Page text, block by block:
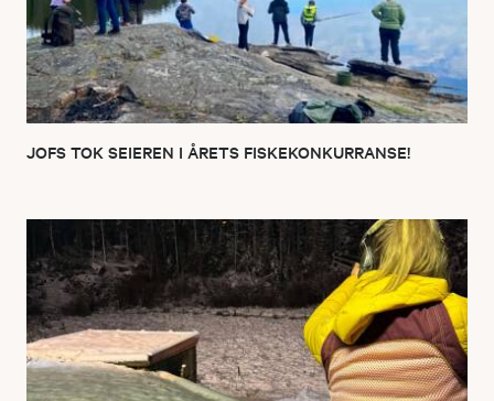
JOFS TOK SEIEREN I ÅRETS FISKEKONKURRANSE!